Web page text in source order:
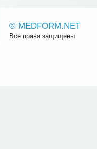
© MEDFORM.NET
Все права защищены